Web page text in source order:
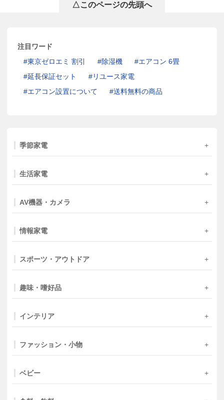
△このページの先頭へ
注目ワード
東京ゼロエミ 割引
除湿機
エアコン 6畳
延長保証セット
リユース家電
エアコン設置について
送料無料の商品
季節家電
生活家電
AV機器・カメラ
情報家電
スポーツ・アウトドア
趣味・嗜好品
インテリア
ファッション・小物
ベビー